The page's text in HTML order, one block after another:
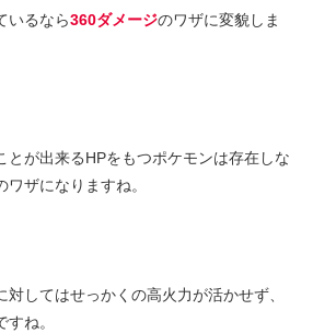
いるなら360ダメージのワザに変貌しま
とが出来るHPをもつポケモンは存在しな
ワザになりますね。
してはせっかくの高火力が活かせず、
ね。